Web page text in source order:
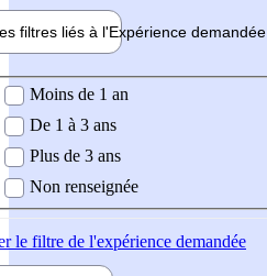
filtres liés à l'Expérience demandée
demandée
Moins de 1 an
De 1 à 3 ans
Plus de 3 ans
Non renseignée
le filtre de l'expérience demandée